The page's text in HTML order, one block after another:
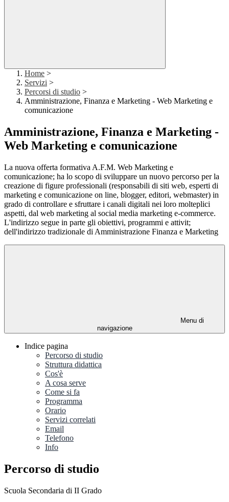
Home >
Servizi >
Percorsi di studio >
Amministrazione, Finanza e Marketing - Web Marketing e
comunicazione
Amministrazione, Finanza e Marketing -
Web Marketing e comunicazione
La nuova offerta formativa A.F.M. Web Marketing e
comunicazione; ha lo scopo di sviluppare un nuovo percorso per la
creazione di figure professionali (responsabili di siti web, esperti di
marketing e comunicazione on line, blogger, editori, webmaster) in
grado di controllare e sfruttare i canali digitali nei loro molteplici
aspetti, dal web marketing al social media marketing e-commerce.
L'indirizzo segue in parte gli obiettivi, programmi e attivit;
dell'indirizzo tradizionale di Amministrazione Finanza e Marketing
Menu di
navigazione
Indice pagina
Percorso di studio
Struttura didattica
Cos'è
A cosa serve
Come si fa
Programma
Orario
Servizi correlati
Email
Telefono
Info
Percorso di studio
Scuola Secondaria di II Grado